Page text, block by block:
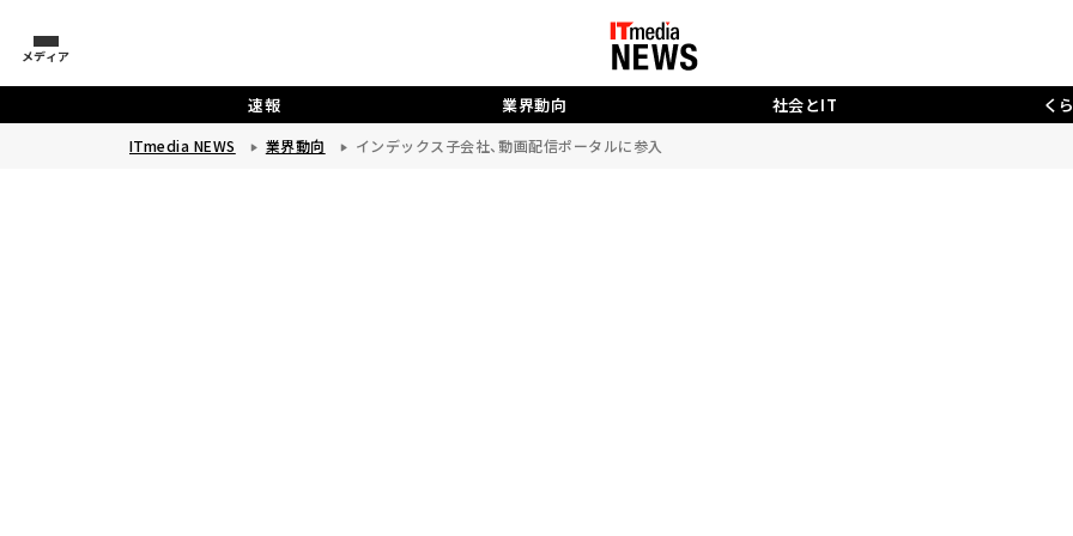
メディア
速報 業界動向 社会とIT く
ITmedia NEWS 業界動向 インデックス子会社、動画配信ポータルに参入